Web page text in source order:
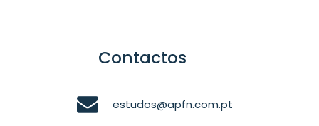
Contactos
estudos@apfn.com.pt